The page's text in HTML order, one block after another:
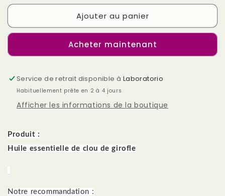
quantité
Huile
clou
girofle
quantité
Huile
de
clou
girofle
Ajouter au panier
Acheter maintenant
Service de retrait disponible à Laboratorio
Habituellement prête en 2 à 4 jours
Afficher les informations de la boutique
Produit :
Huile essentielle de clou de girofle
Notre recommandation :